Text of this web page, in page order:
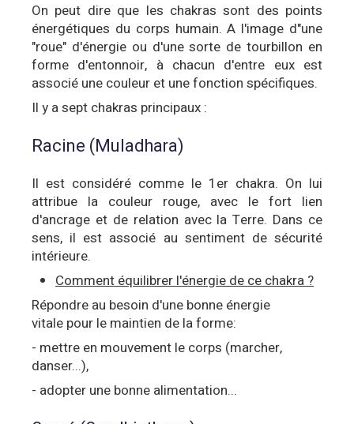
On peut dire que les chakras sont des points
énergétiques du corps humain. A l'image d"une
"roue" d'énergie ou d'une sorte de tourbillon en
forme d'entonnoir, à chacun d'entre eux est
associé une couleur et une fonction spécifiques.
Il y a sept chakras principaux :
Racine (Muladhara)
Il est considéré comme le 1er chakra. On lui
attribue la couleur rouge, avec le fort lien
d'ancrage et de relation avec la Terre. Dans ce
sens, il est associé au sentiment de sécurité
intérieure.
Comment équilibrer l'énergie de ce chakra ?
Répondre au besoin d'une bonne énergie
vitale pour le maintien de la forme:
- mettre en mouvement le corps (marcher,
danser...),
- adopter une bonne alimentation...